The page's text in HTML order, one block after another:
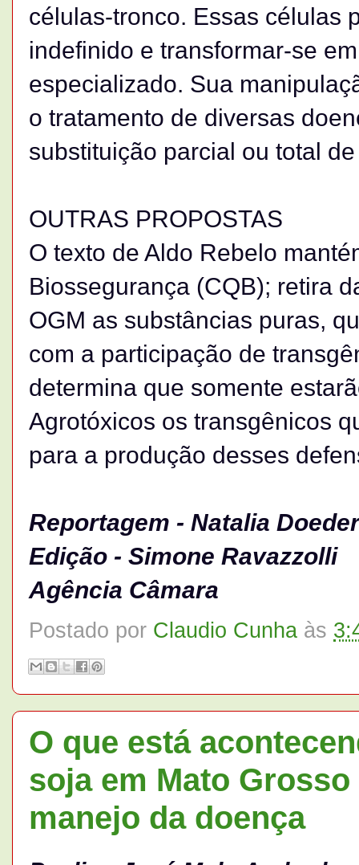
células-tronco. Essas células
indefinido e transformar-se
especializado. Sua
o tratamento de diversas
substituição parcial ou total
OUTRAS PROPOSTAS
O texto de Aldo Rebelo
Biossegurança (CQB); retira
OGM as substâncias puras,
com a participação de
determina que somente
Agrotóxicos os transgênicos
para a produção desses
Reportagem - Natalia
Edição - Simone Ravazzolli
Agência Câmara
Postado por Claudio Cunha às
O que está
soja em Mato
manejo da doença